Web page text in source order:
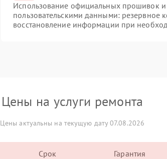
Использование официальных прошивок и
пользовательскими данными: резервное
восстановление информации при
Цены на услуги ремонта
Цены актуальны на текущую дату 07.08.2026
Срок Гарантия